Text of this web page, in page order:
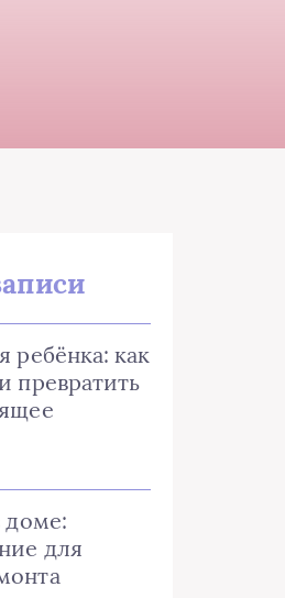
ребёнка: как
превратить
доме:
для